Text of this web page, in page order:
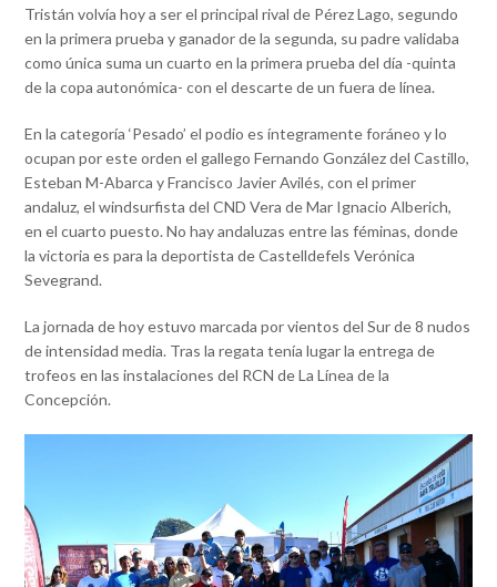
Tristán volvía hoy a ser el principal rival de Pérez Lago, segundo
en la primera prueba y ganador de la segunda, su padre validaba
como única suma un cuarto en la primera prueba del día -quinta
de la copa autonómica- con el descarte de un fuera de línea.
En la categoría ‘Pesado’ el podio es íntegramente foráneo y lo
ocupan por este orden el gallego Fernando González del Castillo,
Esteban M-Abarca y Francisco Javier Avilés, con el primer
andaluz, el windsurfista del CND Vera de Mar Ignacio Alberich,
en el cuarto puesto. No hay andaluzas entre las féminas, donde
la victoria es para la deportista de Castelldefels Verónica
Sevegrand.
La jornada de hoy estuvo marcada por vientos del Sur de 8 nudos
de intensidad media. Tras la regata tenía lugar la entrega de
trofeos en las instalaciones del RCN de La Línea de la
Concepción.